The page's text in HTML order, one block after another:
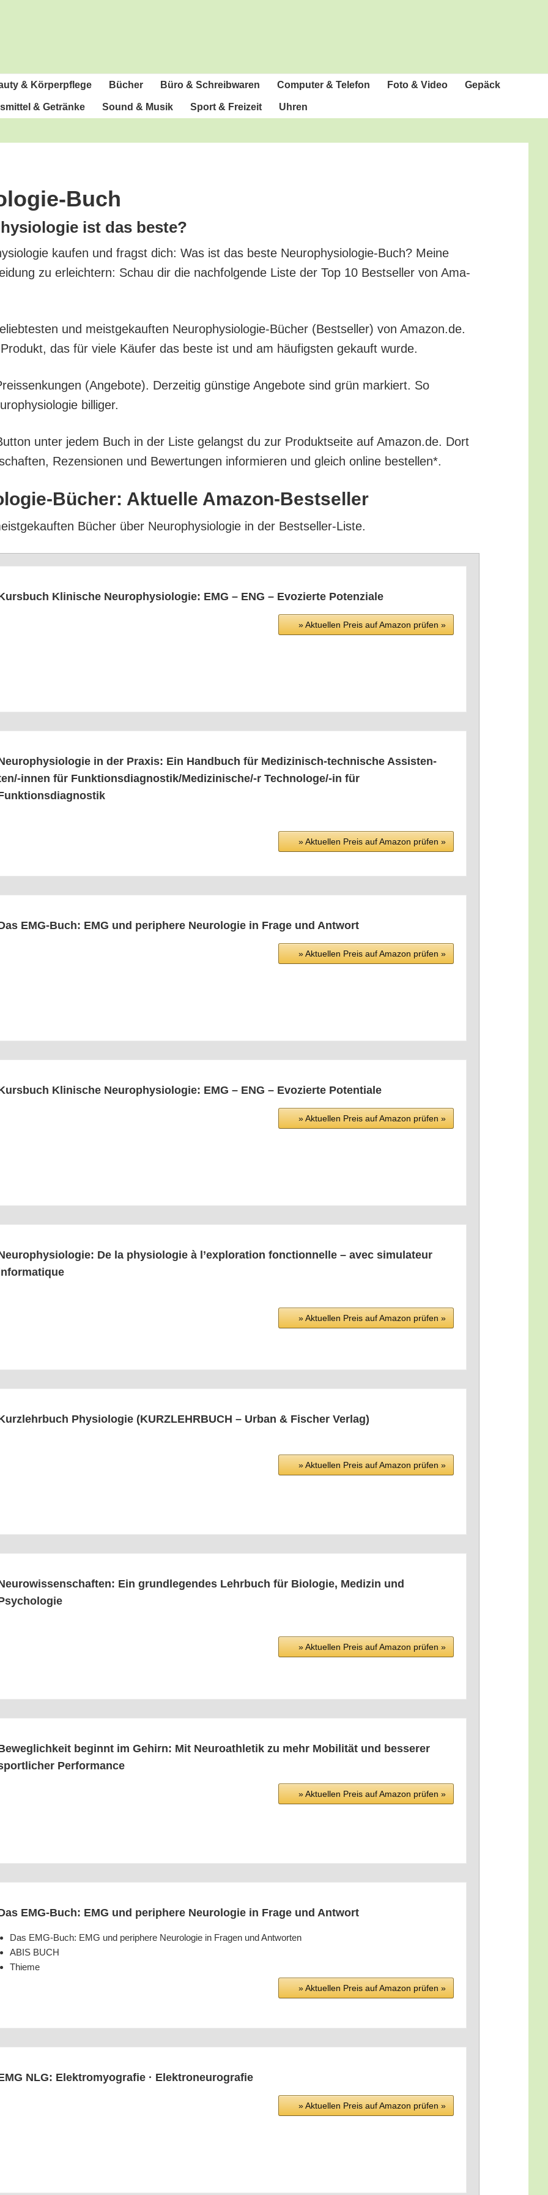
& Körperpflege Bücher Büro & Schreibwaren Com­pu­ter & Telefon Foto & Video Gepäck
& Getränke Sound & Musik Sport & Freizeit Uhren
Buch
ist das beste?
kau­fen und fragst dich: Was ist das bes­te Neu­ro­phy­sio­lo­gie-Buch? Mei­ne
zu erleich­tern: Schau dir die nach­fol­gen­de Lis­te der Top 10 Best­sel­ler von Ama­
und meist­ge­kauf­ten Neu­ro­phy­sio­lo­gie-Bücher (Best­sel­ler) von Amazon.de.
das für vie­le Käu­fer das bes­te ist und am häu­figs­ten gekauft wurde.
(Ange­bo­te). Der­zei­tig güns­ti­ge Ange­bo­te sind grün mar­kiert. So
billiger.
unter jedem Buch in der Lis­te gelangst du zur Pro­dukt­sei­te auf Amazon.de. Dort
Rezen­sio­nen und Bewer­tun­gen infor­mie­ren und gleich online bestellen*.
Bücher: Aktu­el­le Amazon-Bestseller
Bücher über Neu­ro­phy­sio­lo­gie in der Bestseller-Liste.
Kli­ni­sche Neu­ro­phy­sio­lo­gie: EMG – ENG – Evo­zier­te Potenziale
» Aktu­el­len Preis auf Ama­zon prü­fen »
in der Pra­xis: Ein Hand­buch für Medi­zi­nisch-tech­ni­sche Assis­ten­
innen für Funk­ti­ons­dia­gnos­ti­k/­Me­di­zi­ni­sche/-r Tech­no­lo­ge/-in für
» Aktu­el­len Preis auf Ama­zon prü­fen »
EMG-Buch: EMG und peri­phe­re Neu­ro­lo­gie in Fra­ge und Antwort
» Aktu­el­len Preis auf Ama­zon prü­fen »
Kli­ni­sche Neu­ro­phy­sio­lo­gie: EMG – ENG – Evo­zier­te Potentiale
» Aktu­el­len Preis auf Ama­zon prü­fen »
De la phy­sio­lo­gie à l’ex­plo­ra­ti­on fon­c­tion­nel­le – avec simu­la­teur
» Aktu­el­len Preis auf Ama­zon prü­fen »
Phy­sio­lo­gie (KURZLEHRBUCH – Urban & Fischer Verlag)
» Aktu­el­len Preis auf Ama­zon prü­fen »
Ein grund­le­gen­des Lehr­buch für Bio­lo­gie, Medi­zin und
» Aktu­el­len Preis auf Ama­zon prü­fen »
beginnt im Gehirn: Mit Neu­ro­ath­le­tik zu mehr Mobi­li­tät und bes­se­rer
Performance
» Aktu­el­len Preis auf Ama­zon prü­fen »
EMG-Buch: EMG und peri­phe­re Neu­ro­lo­gie in Fra­ge und Antwort
Das EMG-Buch: EMG und peri­phe­re Neu­ro­lo­gie in Fra­gen und Antworten
ABIS BUCH
Thie­me
» Aktu­el­len Preis auf Ama­zon prü­fen »
NLG: Elek­tro­m­yo­gra­fie · Elektroneurografie
» Aktu­el­len Preis auf Ama­zon prü­fen »